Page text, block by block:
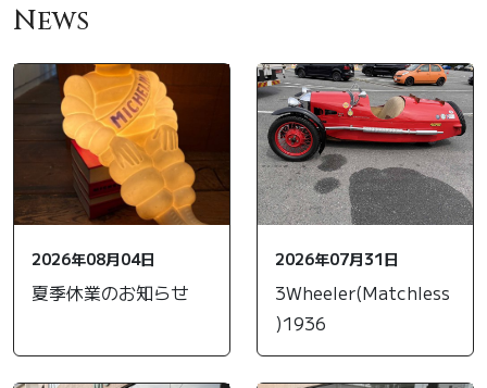
News
2026年08月04日
夏季休業のお知らせ
2026年07月31日
3Wheeler(Matchless
)1936